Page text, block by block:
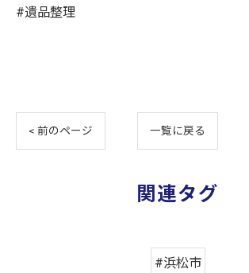
#遺品整理
< 前のページ 一覧に戻る
関連タグ
#浜松市